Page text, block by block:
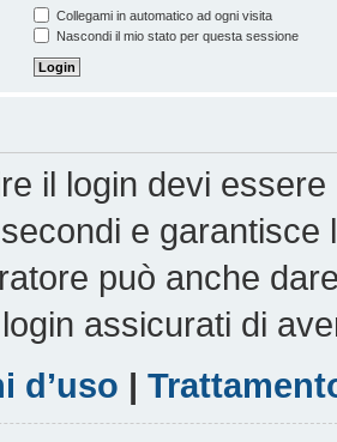
Collegami in automatico ad ogni visita
Nascondi il mio stato per questa sessione
il login devi
e garantisce
può anche
assicurati di
d’uso |